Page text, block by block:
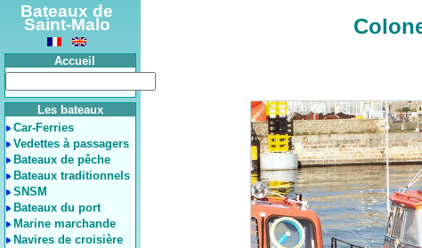
Bateaux de
Saint-Malo
Accueil
Les bateaux
Car-Ferries
Vedettes à passagers
Bateaux de pêche
Bateaux traditionnels
SNSM
Bateaux du port
Marine marchande
Navires de croisière